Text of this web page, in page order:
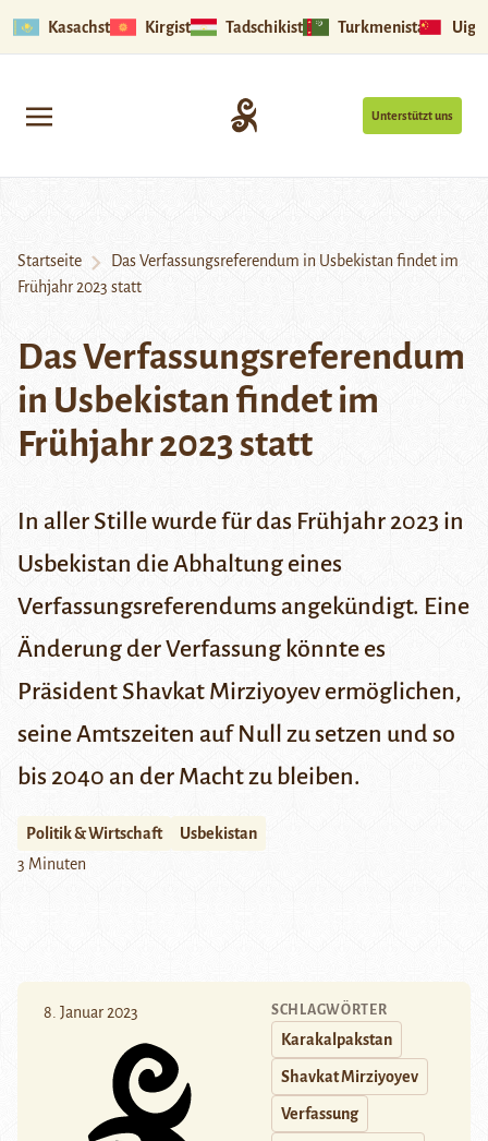
Kasachstan Kirgistan Tadschikistan Turkmenistan
Unterstützt uns
Startseite
Das Verfassungsreferendum in Usbekistan findet im
Frühjahr 2023 statt
Das Verfassungsreferendum
in Usbekistan findet im
Frühjahr 2023 statt
In aller Stille wurde für das Frühjahr 2023 in
Usbekistan die Abhaltung eines
Verfassungsreferendums angekündigt. Eine
Änderung der Verfassung könnte es
Präsident Shavkat Mirziyoyev ermöglichen,
seine Amtszeiten auf Null zu setzen und so
bis 2040 an der Macht zu bleiben.
Politik & Wirtschaft
Usbekistan
3 Minuten
8. Januar 2023 SCHLAGWÖRTER
Karakalpakstan
Shavkat Mirziyoyev
Verfassung